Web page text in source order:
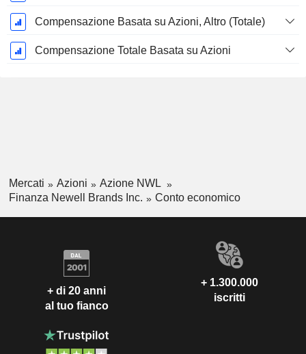
Compensazione Basata su Azioni, Altro (Totale)
Compensazione Totale Basata su Azioni
Mercati Azioni
Azione NWL
Finanza Newell Brands Inc.
Conto economico
+ di 20 anni
al tuo fianco
+ 1.300.000
iscritti